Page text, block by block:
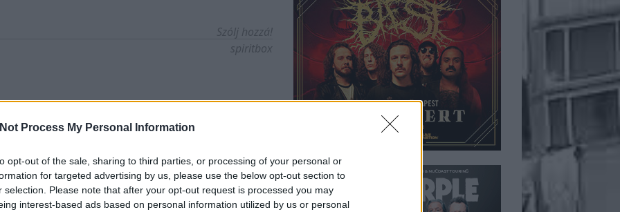
Process My Personal Information
opt-out of the sale, sharing to third parties, or processing of your personal or
for targeted advertising by us, please use the below opt-out section to
selection. Please note that after your opt-out request is processed you may
interest-based ads based on personal information utilized by us or personal
Szólj hozzá!
spiritbox